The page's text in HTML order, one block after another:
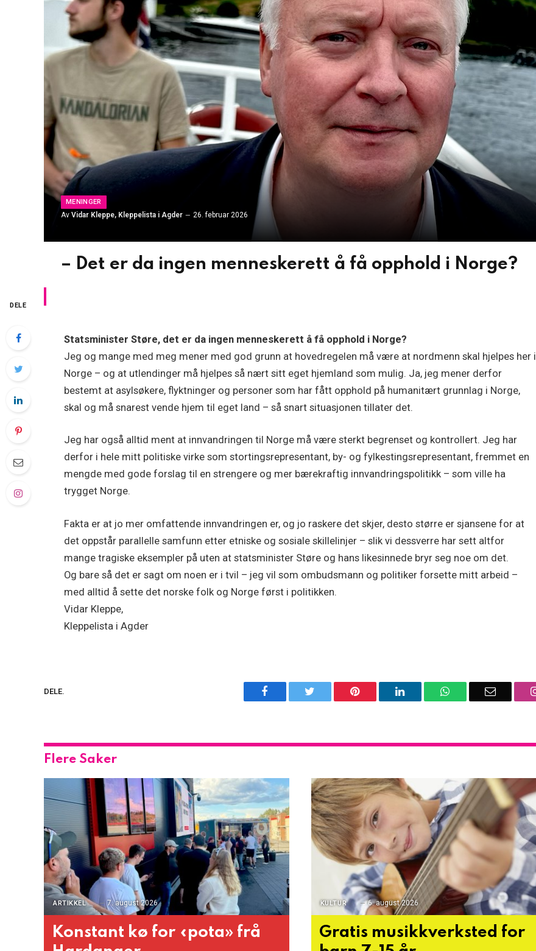
MENINGER
Av Vidar Kleppe, Kleppelista i Agder 26. februar 2026
– Det er da ingen menneskerett å få opphold i Norge?
DELE
Statsminister Støre, det er da ingen menneskerett å få opphold i Norge?
Jeg og mange med meg mener med god grunn at hovedregelen må være at nordmenn skal hjelpes her i
Norge – og at utlendinger må hjelpes så nært sitt eget hjemland som mulig. Ja, jeg mener derfor
bestemt at asylsøkere, flyktninger og personer som har fått opphold på humanitært grunnlag i Norge,
skal og må snarest vende hjem til eget land – så snart situasjonen tillater det.
Jeg har også alltid ment at innvandringen til Norge må være sterkt begrenset og kontrollert. Jeg har
derfor i hele mitt politiske virke som stortingsrepresentant, by- og fylkestingsrepresentant, fremmet en
mengde med gode forslag til en strengere og mer bærekraftig innvandringspolitikk – som ville ha
trygget Norge.
Fakta er at jo mer omfattende innvandringen er, og jo raskere det skjer, desto større er sjansene for at
det oppstår parallelle samfunn etter etniske og sosiale skillelinjer – slik vi dessverre har sett altfor
mange tragiske eksempler på uten at statsminister Støre og hans likesinnede bryr seg noe om det.
Og bare så det er sagt om noen er i tvil – jeg vil som ombudsmann og politiker forsette mitt arbeid –
med alltid å sette det norske folk og Norge først i politikken.
Vidar Kleppe,
Kleppelista i Agder
DELE. Facebook Pinterest LinkedIn WhatsAppEmail
Flere Saker
ARTIKKEL 7. august 2026
Konstant kø for «pota» frå
KULTUR 6. august 2026
Gratis musikkverksted for